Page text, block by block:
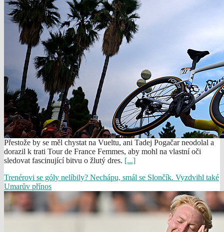
Přestože by se měl chystat na Vueltu, ani Tadej Pogačar neodolal a
dorazil k trati Tour de France Femmes, aby mohl na vlastní oči
sledovat fascinující bitvu o žlutý dres. [...]
Trenérovi se góly nelíbily? Nechápu, smál se Slončík. Vyzdvihl také
Umarův přínos